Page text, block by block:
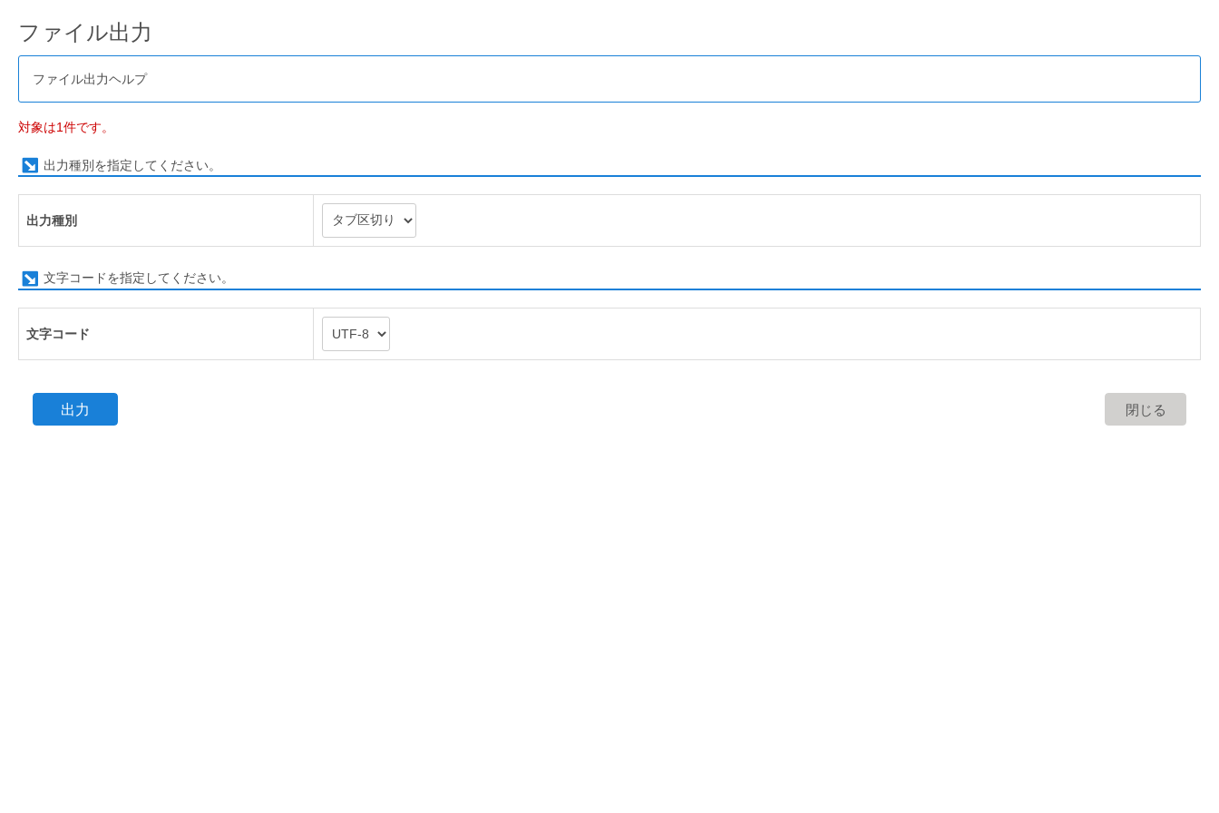
ファイル出力
ファイル出力ヘルプ
対象は1件です。
出力種別を指定してください。
出力種別
文字コードを指定してください。
文字コード